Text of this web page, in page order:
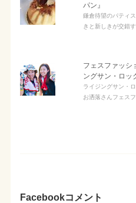
パン』
鎌倉待望のパティ
きと新しきが交錯
フェスファッシ
ングサン・ロッ
ライジングサン・
お洒落さんフェス
Facebookコメント